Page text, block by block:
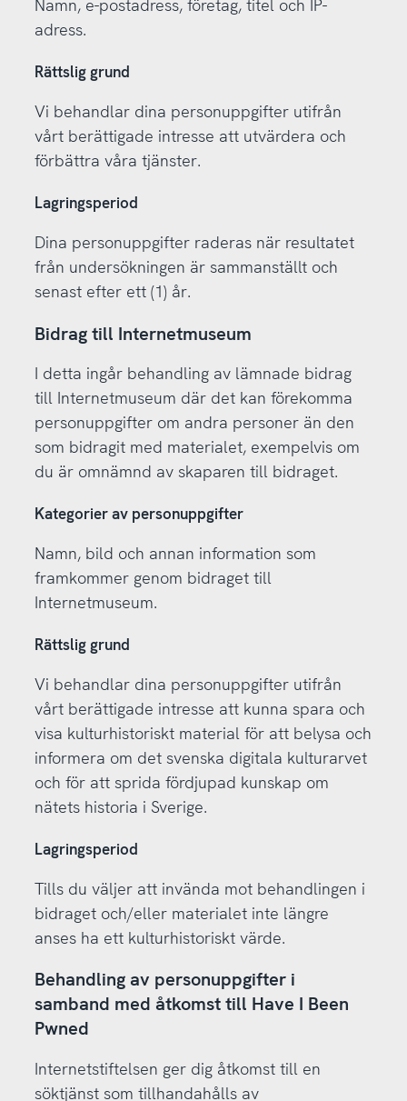
Namn, e-postadress, företag, titel och IP-
adress.
Rättslig grund
Vi behandlar dina personuppgifter utifrån
vårt berättigade intresse att utvärdera och
förbättra våra tjänster.
Lagringsperiod
Dina personuppgifter raderas när resultatet
från undersökningen är sammanställt och
senast efter ett (1) år.
Bidrag till Internetmuseum
I detta ingår behandling av lämnade bidrag
till Internetmuseum där det kan förekomma
personuppgifter om andra personer än den
som bidragit med materialet, exempelvis om
du är omnämnd av skaparen till bidraget.
Kategorier av personuppgifter
Namn, bild och annan information som
framkommer genom bidraget till
Internetmuseum.
Rättslig grund
Vi behandlar dina personuppgifter utifrån
vårt berättigade intresse att kunna spara och
visa kulturhistoriskt material för att belysa och
informera om det svenska digitala kulturarvet
och för att sprida fördjupad kunskap om
nätets historia i Sverige.
Lagringsperiod
Tills du väljer att invända mot behandlingen i
bidraget och/eller materialet inte längre
anses ha ett kulturhistoriskt värde.
Behandling av personuppgifter i
samband med åtkomst till Have I Been
Pwned
Internetstiftelsen ger dig åtkomst till en
söktjänst som tillhandahålls av